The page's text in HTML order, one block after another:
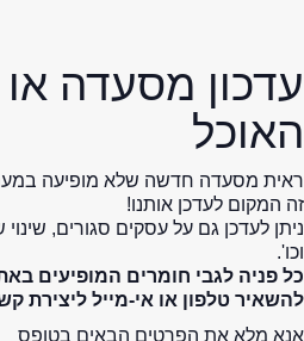
עדכון מסעדה
האוכל
ראית מסעדה חדשה שלא מופיעה
זה המקום לעדכן אותנו!
ניתן לעדכן גם על עסקים סגורים,
וכו'.
כל פניה לגבי חומרים המופיעים
להשאיר טלפון או אי-מייל ליצירת
אנא מלא את הפרטים הבאים בטופס